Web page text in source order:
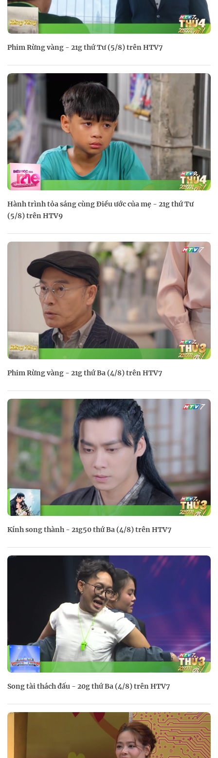
Phim Rừng vàng - 21g thứ Tư (5/8) trên HTV7
Hành trình tỏa sáng cùng Điều ước của mẹ - 21g thứ Tư
(5/8) trên HTV9
Phim Rừng vàng - 21g thứ Ba (4/8) trên HTV7
Kính song thành - 21g50 thứ Ba (4/8) trên HTV7
Song tài thách đấu - 20g thứ Ba (4/8) trên HTV7